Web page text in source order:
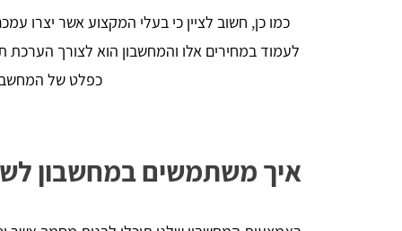
כמו כן, חשוב לציין כי בעלי המקצוע אשר יצרו
לעמוד במחירים אלו והמחשבון הוא לצורך הערכת
כפלט של
איך משתמשים במחשבון